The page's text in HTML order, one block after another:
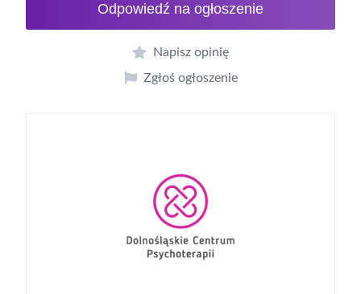
Odpowiedź na ogłoszenie
Napisz opinię
Zgłoś ogłoszenie